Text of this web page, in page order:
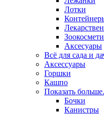
Лотки
Аксесуары
Всё для сада и
Аксессуары
Горшки
Кашпо
Показать
Бочки
Канистры